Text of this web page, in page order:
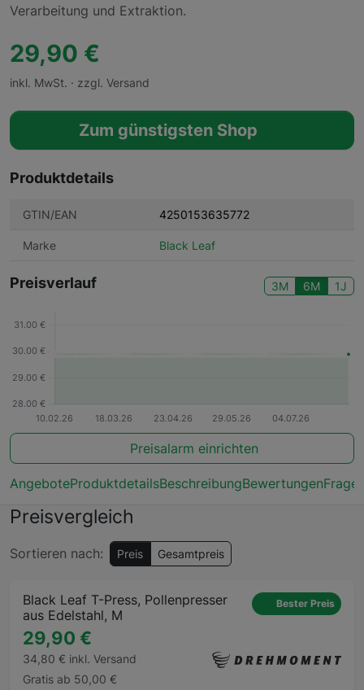
Verarbeitung und Extraktion.
29,90 €
inkl. MwSt. · zzgl. Versand
Zum günstigsten Shop
Produktdetails
GTIN/EAN 4250153635772
Marke Black Leaf
Preisverlauf 3M 6M 1J
Preisalarm einrichten
AngeboteProduktdetailsBeschreibungBewertungen
Preisvergleich
Sortieren nach: Preis Gesamtpreis
Black Leaf T-Press, Pollenpresser
aus Edelstahl, M
Bester Preis
29,90 €
34,80 € inkl. Versand
Gratis ab 50,00 €